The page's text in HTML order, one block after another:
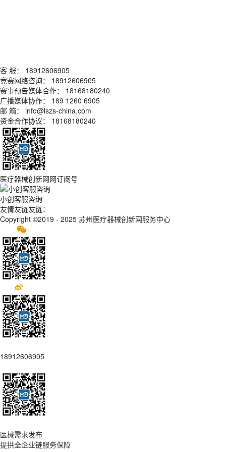
客 服： 18912606905
竞赛网络咨询： 18912606905
赛事预告媒体合作： 18168180240
广播媒体协作： 189 1260 6905
邮 箱： info@lszs-china.com
资金合作协议： 18168180240
医疗器械创新网网订阅号
小创客服咨询
友情友链友链：
Copyright ©2019 - 2025 苏州医疗器械创新网服务中心
18912606905
医械需求发布
提拱全企业链服务保障